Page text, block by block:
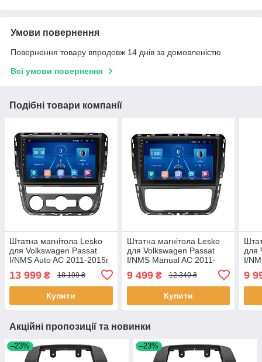
Умови повернення
Повернення товару впродовж 14 днів за домовленістю
Всі умови повернення
Подібні товари компанії
Штатна магнітола Lesko
для Volkswagen Passat
I/NMS Auto AC 2011-2015г
9" 6/128Gb 4G Wi-Fi GPS
Top 5 шт.
13 999 ₴ 18 199 ₴
Купити
Штатна магнітола Lesko
для Volkswagen Passat
I/NMS Manual AC 2011-
2015г 9" 2/32Gb 4G Wi-Fi
GPS Top 15 шт.
9 499₴ 12 349 ₴
Купити
для
I/
9
Акційні пропозиції та новинки
–23% –23%